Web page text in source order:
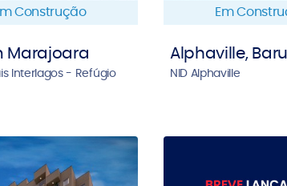
Construção
Marajoara
Interlagos - Refúgio
Em
Alphaville,
NID Alphaville